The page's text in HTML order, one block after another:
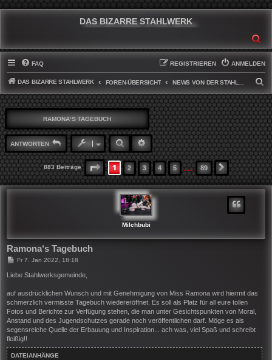
DAS BIZARRE STAHLWERK
FAQ ANMELDEN
REGISTRIEREN
DAS BIZARRE STAHLWERK FOREN-ÜBERSICHT
U
C
H
E
RAMONA‘S TAGEBUCH
ANTWORTEN SUCHE ERWEITERTE SUCHE
883 Beiträge SEITE VON89
1 2 3 4 5 … 89 NÄCHSTE
Milchbubi
Ramona‘s Tagebuch
B
i
a
g
Fr 7. Jan 2022, 18:18
Liebe Stahlwerksgemeinde,
auf ausdrücklichen Wunsch und mit Genehmigung von Miss Ramona wird hiermit das
schmerzlich vermisste Tagebuch wiedereröffnet. Es soll als Platz für all eure tollen
Fotos und Berichte zur Verfügung stehen, die man unter Gesichtspunkten von Moral,
Anstand und des Jugendschutzes gerade noch veröffentlichen darf. Möge es als
segensreiche Quelle der Erbauung und Inspiration... ach was, viel Spaß und schreibt
fleißig!!
DATEIANHÄNGE